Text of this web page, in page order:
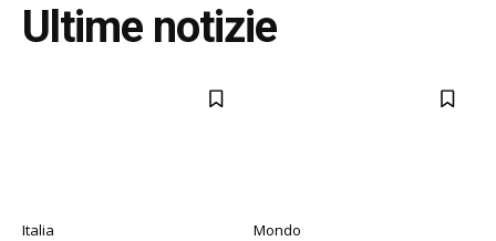
Ultime notizie
Italia Mondo